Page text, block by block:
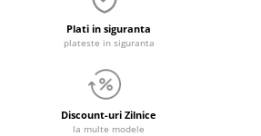
Plati in siguranta
plateste in siguranta
Discount-uri Zilnice
la multe modele